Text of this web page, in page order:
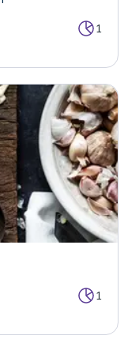
1
1